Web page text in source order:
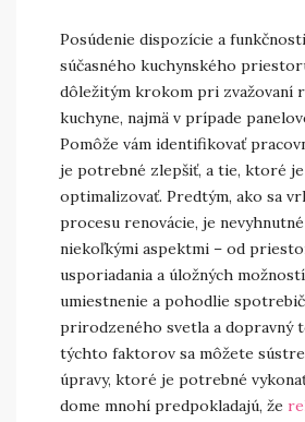
Posúdenie dispozície a
súčasného kuchynského
dôležitým krokom pri zvažovaní
kuchyne, najmä v prípade
Pomôže vám identifikovať
je potrebné zlepšiť, a tie, ktoré je
optimalizovať. Predtým, ako sa
procesu renovácie, je
niekoľkými aspektmi – od
usporiadania a úložných
umiestnenie a pohodlie
prirodzeného svetla a dopravný
týchto faktorov sa môžete
úpravy, ktoré je potrebné
dome mnohí predpokladajú, že